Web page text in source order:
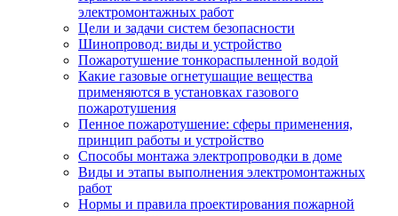
электромонтажных работ
Цели и задачи систем безопасности
Шинопровод: виды и устройство
Пожаротушение тонкораспыленной водой
Какие газовые огнетушащие вещества
применяются в установках газового
пожаротушения
Пенное пожаротушение: сферы применения,
принцип работы и устройство
Способы монтажа электропроводки в доме
Виды и этапы выполнения электромонтажных
работ
Нормы и правила проектирования пожарной